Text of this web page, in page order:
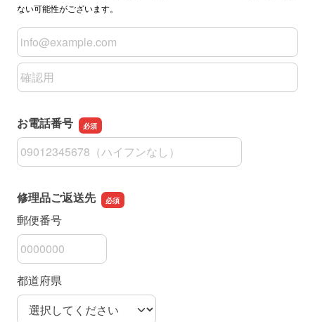
ない可能性がございます。
メールアドレス
メールアドレスの確認用
お電話番号
お電話番号
修理品ご返送先
郵便番号
都道府県